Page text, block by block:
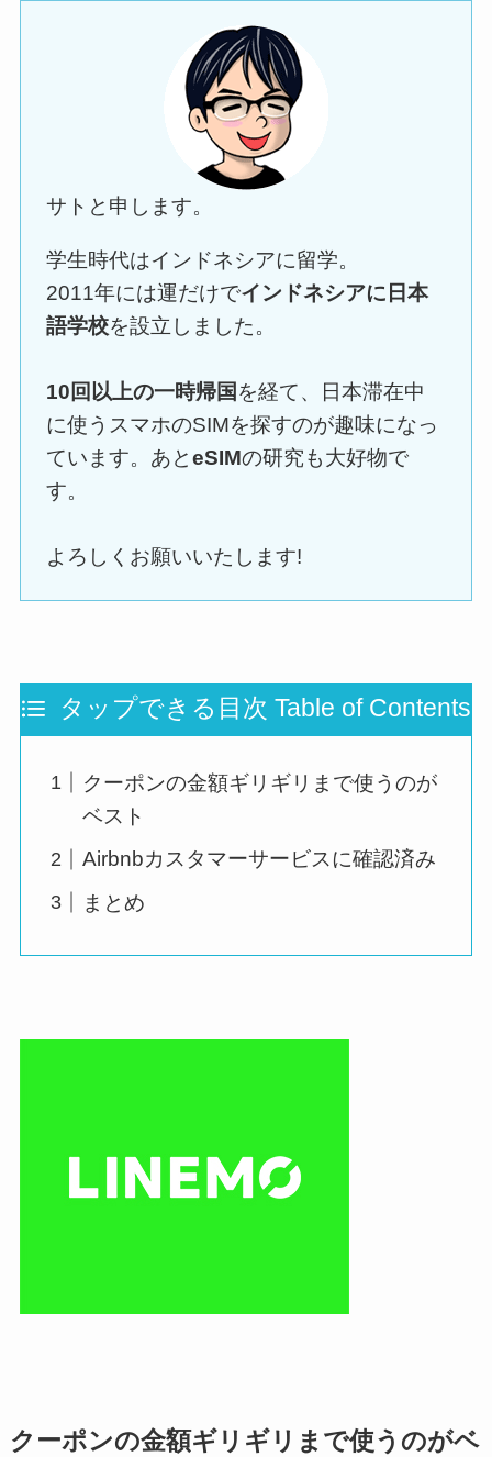
サトと申します。
学生時代はインドネシアに留学。
2011年には運だけでインドネシアに日本
語学校を設立しました。
10回以上の一時帰国 を経て、日本滞在中
に使うスマホのSIMを探すのが趣味になっ
ています。あとeSIMの研究も大好物で
す。
よろしくお願いいたします!
タップできる目次 Table of Contents
クーポンの金額ギリギリまで使うのが
ベスト
Airbnbカスタマーサービスに確認済み
まとめ
クーポンの金額ギリギリまで使うのがベ